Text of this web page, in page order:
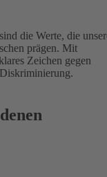
die Werte, die
prägen. Mit
Zeichen gegen